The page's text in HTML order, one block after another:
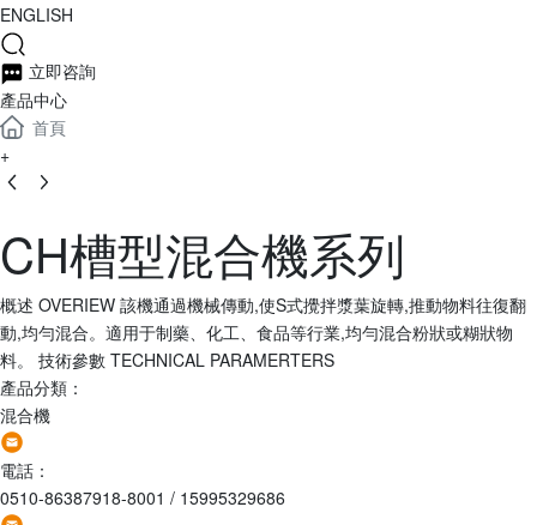
ENGLISH
立即咨詢
產品中心
首頁
+
CH槽型混合機系列
概述 OVERIEW 該機通過機械傳動,使S式攪拌漿葉旋轉,推動物料往復翻
動,均勻混合。適用于制藥、化工、食品等行業,均勻混合粉狀或糊狀物
料。 技術參數 TECHNICAL PARAMERTERS
產品分類：
混合機
電話：
0510-86387918-8001 / 15995329686